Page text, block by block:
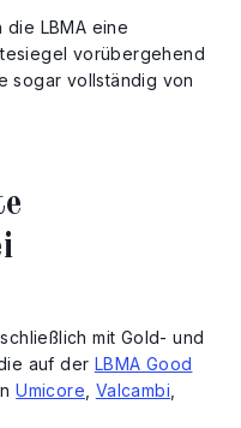
LBMA eine
vorübergehend
sogar vollständig von
mit Gold- und
auf der LBMA Good
Umicore Valcambi